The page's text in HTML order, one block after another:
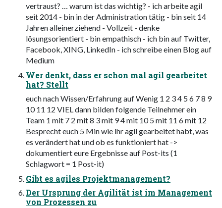
vertraust? … warum ist das wichtig? - ich arbeite agil
seit 2014 - bin in der Administration tätig - bin seit 14
Jahren alleinerziehend - Vollzeit - denke
lösungsorientiert - bin empathisch - ich bin auf Twitter,
Facebook, XING, LinkedIn - ich schreibe einen Blog auf
Medium
Wer denkt, dass er schon mal agil gearbeitet
hat? Stellt
euch nach Wissen/Erfahrung auf Wenig 1 2 3 4 5 6 7 8 9
10 11 12 VIEL dann bilden folgende Teilnehmer ein
Team 1 mit 7 2 mit 8 3 mit 9 4 mit 10 5 mit 11 6 mit 12
Besprecht euch 5 Min wie ihr agil gearbeitet habt, was
es verändert hat und ob es funktioniert hat ->
dokumentiert eure Ergebnisse auf Post-its (1
Schlagwort = 1 Post-it)
Gibt es agiles Projektmanagement?
Der Ursprung der Agilität ist im Management
von Prozessen zu